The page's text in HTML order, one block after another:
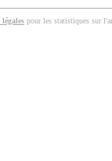
pour les statistiques sur